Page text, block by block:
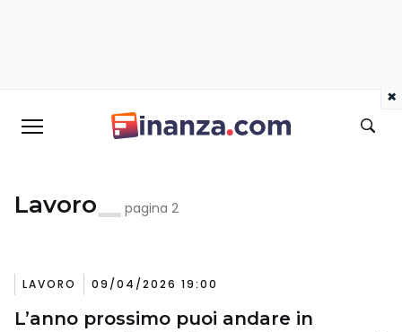
Lavoro pagina 2
LAVORO 09/04/2026 19:00
L’anno prossimo puoi andare in
×